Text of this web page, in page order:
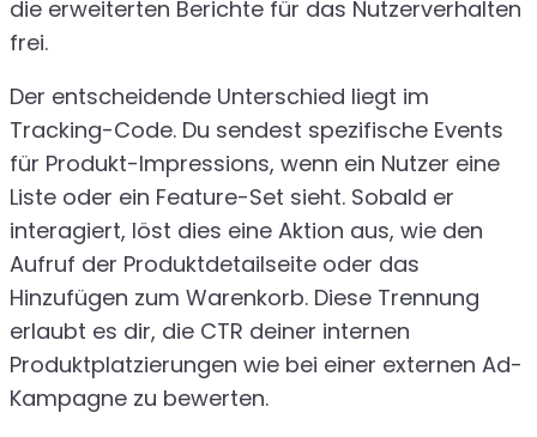
die erweiterten Berichte für das Nutzerverhalten
frei.
Der entscheidende Unterschied liegt im
Tracking-Code. Du sendest spezifische Events
für Produkt-Impressions, wenn ein Nutzer eine
Liste oder ein Feature-Set sieht. Sobald er
interagiert, löst dies eine Aktion aus, wie den
Aufruf der Produktdetailseite oder das
Hinzufügen zum Warenkorb. Diese Trennung
erlaubt es dir, die CTR deiner internen
Produktplatzierungen wie bei einer externen Ad-
Kampagne zu bewerten.